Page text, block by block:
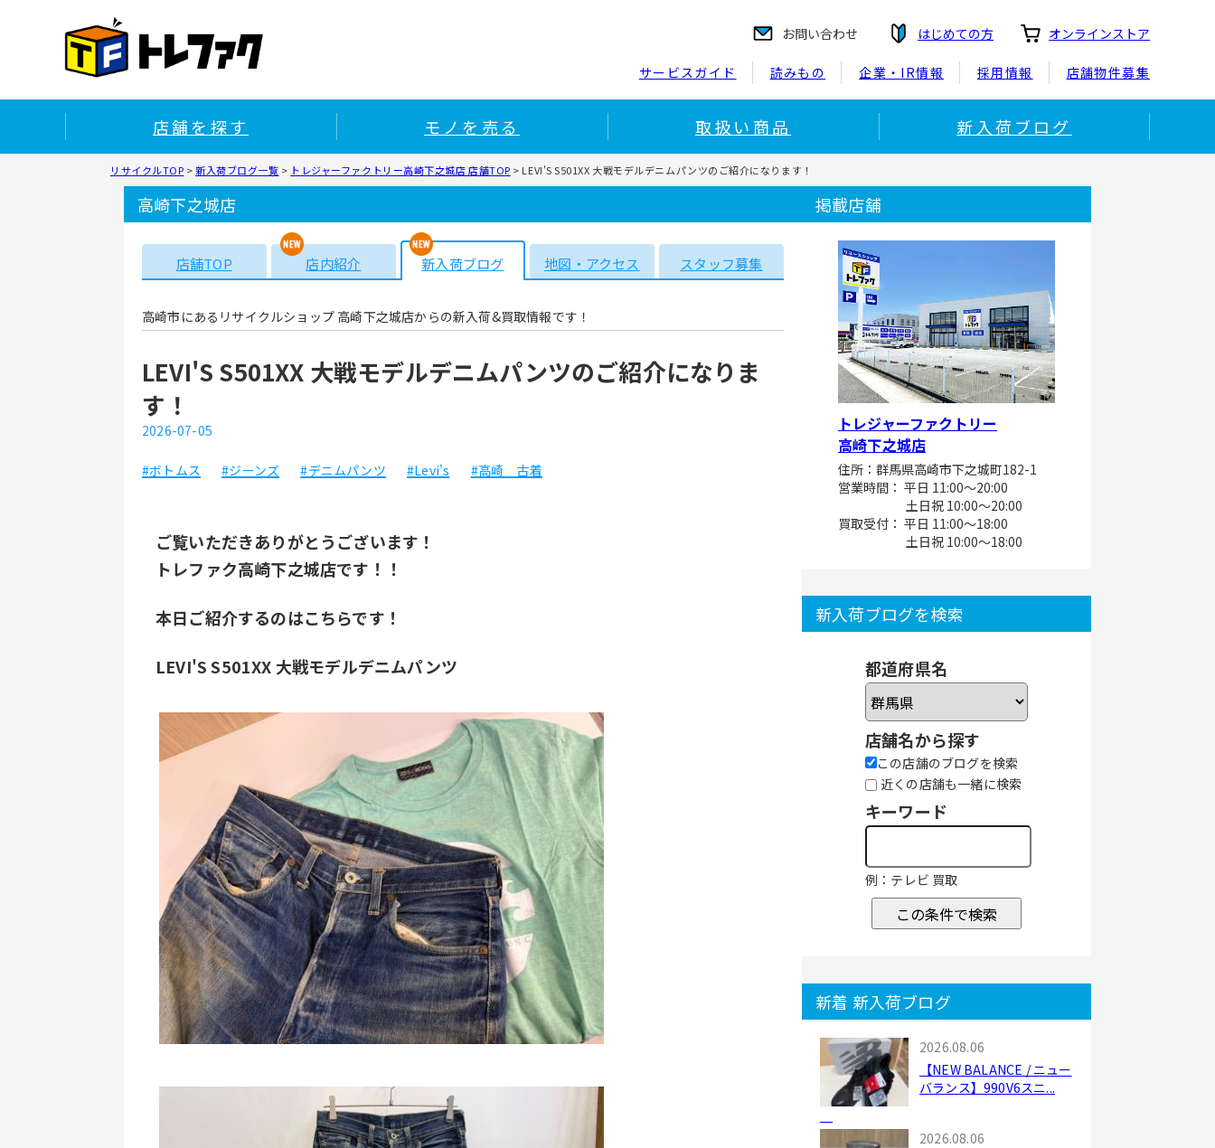
お問い合わせ はじめての方 オンラインストア
サービスガイド 読みもの 企業・IR情報 採用情報 店舗物件募集
店舗を探す モノを売る 取扱い商品 新入荷ブログ
リサイクルTOP >新入荷ブログ一覧 > トレジャーファクトリー高崎下之城店 店舗TOP > LEVI'S S501XX 大戦モデルデニムパンツのご紹介になります！
高崎下之城店
店舗TOP 店内紹介 新入荷ブログ 地図・アクセス スタッフ募集
高崎市にあるリサイクルショップ 高崎下之城店からの新入荷&買取情報です！
LEVI'S S501XX 大戦モデルデニムパンツのご紹介になりま
す！
2026-07-05
#ボトムス #ジーンズ #デニムパンツ #Levi's #高崎 古着
ご覧いただきありがとうございます！
トレファク高崎下之城店です！！
本日ご紹介するのはこちらです！
LEVI'S S501XX 大戦モデルデニムパンツ
掲載店舗
トレジャーファクトリー
高崎下之城店
住所：群馬県高崎市下之城町182-1
営業時間： 平日 11:00～20:00
土日祝 10:00～20:00
買取受付： 平日 11:00～18:00
土日祝 10:00～18:00
新入荷ブログを検索
都道府県名
店舗名から探す
この店舗のブログを検索
近くの店舗も一緒に検索
キーワード
例：テレビ 買取
この条件で検索
新着 新入荷ブログ
2026.08.06
【NEW BALANCE / ニュー
バランス】990V6スニ...
2026.08.06